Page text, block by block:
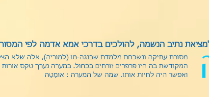
נתיב הנשמה, להולכים בדרכי אמא אדמה לפי
מסורת עתיקה ונשכחת מלמדת שבנַגַה-מוּ (למוריה), אלה שלא
המקודשת בה חיו פרפרים זורחים בכחול. במערה נערך טקס
ואפשר היה לחיות אותו. שמה של המערה : אוּמַטַה